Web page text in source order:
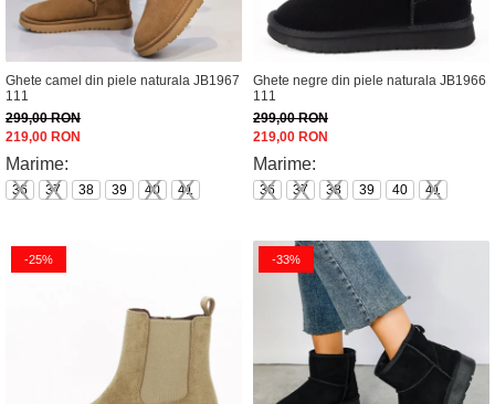
Ghete camel din piele naturala JB1967
111
299,00 RON
219,00 RON
Marime:
36 37 38 39 40 41
Ghete negre din piele naturala JB1966
111
299,00 RON
219,00 RON
Marime:
36 37 38 39 40 41
-25% -33%